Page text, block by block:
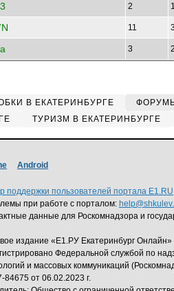
2
11
3
В ЕКАТЕРИНБУРГЕ
ТУРИЗМ В ЕКАТЕРИНБУРГЕ
Android
поддержки пользователей портала E1.RU
при работе с порталом:
данные для Роскомнадзора и
издание «Е1.РУ Екатеринбург Онлайн»
Федеральной службой по
и массовых коммуникаций
от 06.02.2023 г.